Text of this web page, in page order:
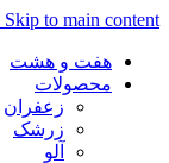
Skip to main content
هفت و هشت
محصولات
زعفران
زرشک
آلو